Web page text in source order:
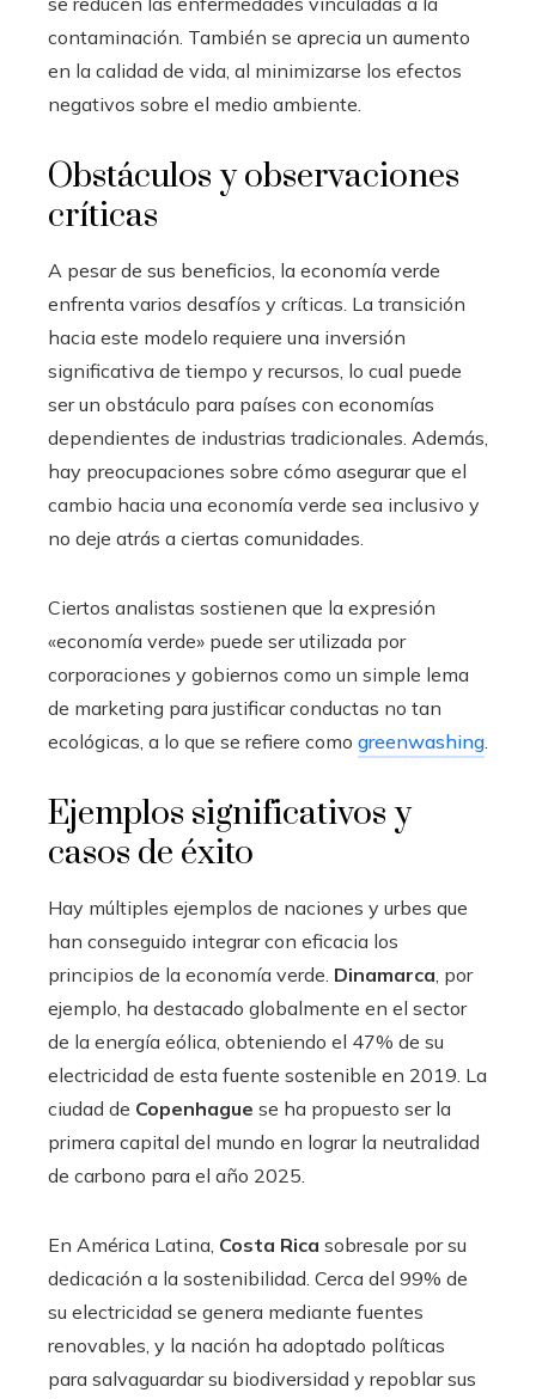
contaminación. También se aprecia un aumento
en la calidad de vida, al minimizarse los efectos
negativos sobre el medio ambiente.
Obstáculos y observaciones
críticas
A pesar de sus beneficios, la economía verde
enfrenta varios desafíos y críticas. La transición
hacia este modelo requiere una inversión
significativa de tiempo y recursos, lo cual puede
ser un obstáculo para países con economías
dependientes de industrias tradicionales. Además,
hay preocupaciones sobre cómo asegurar que el
cambio hacia una economía verde sea inclusivo y
no deje atrás a ciertas comunidades.
Ciertos analistas sostienen que la expresión
«economía verde» puede ser utilizada por
corporaciones y gobiernos como un simple lema
de marketing para justificar conductas no tan
ecológicas, a lo que se refiere como greenwashing.
Ejemplos significativos y
casos de éxito
Hay múltiples ejemplos de naciones y urbes que
han conseguido integrar con eficacia los
principios de la economía verde. Dinamarca, por
ejemplo, ha destacado globalmente en el sector
de la energía eólica, obteniendo el 47% de su
electricidad de esta fuente sostenible en 2019. La
ciudad de Copenhague se ha propuesto ser la
primera capital del mundo en lograr la neutralidad
de carbono para el año 2025.
En América Latina, Costa Rica sobresale por su
dedicación a la sostenibilidad. Cerca del 99% de
su electricidad se genera mediante fuentes
renovables, y la nación ha adoptado políticas
para salvaguardar su biodiversidad y repoblar sus